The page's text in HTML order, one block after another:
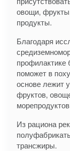
овощи,
продукты.
Благодаря
профилактике
поможет в
основе лежит
фруктов,
Из рациона
трансжиры.